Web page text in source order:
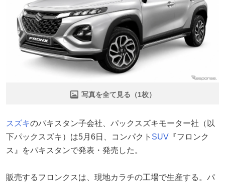
写真を全て見る（1枚）
スズキのパキスタン子会社、パックスズキモーター社（以
下パックスズキ）は5月6日、コンパクト SUV 『フロンク
ス』をパキスタンで発表・発売した。
販売するフロンクスは、現地カラチの工場で生産する。パ